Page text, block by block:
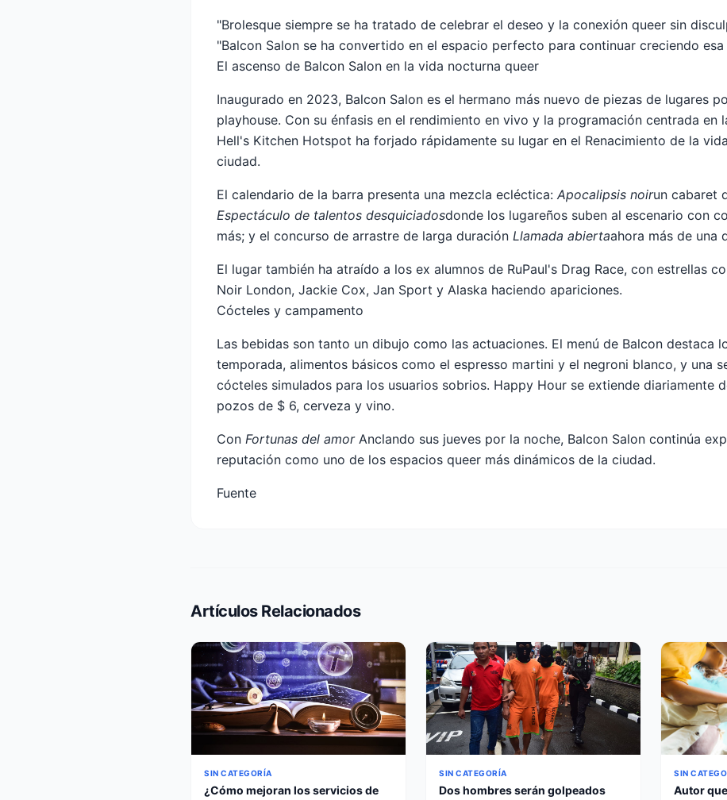
"Brolesque siempre se ha tratado de celebrar el deseo y la conexión queer sin
"Balcon Salon se ha convertido en el espacio perfecto para continuar creciendo esa
El ascenso de Balcon Salon en la vida nocturna queer
Inaugurado en 2023, Balcon Salon es el hermano más nuevo de piezas de lugares
playhouse. Con su énfasis en el rendimiento en vivo y la programación centrada en
Hell's Kitchen Hotspot ha forjado rápidamente su lugar en el Renacimiento de la
ciudad.
El calendario de la barra presenta una mezcla ecléctica: Apocalipsis noirun cabaret
Espectáculo de talentos desquiciadosdonde los lugareños suben al escenario con
más; y el concurso de arrastre de larga duración Llamada abiertaahora más de una
El lugar también ha atraído a los ex alumnos de RuPaul's Drag Race, con estrellas
Noir London, Jackie Cox, Jan Sport y Alaska haciendo apariciones.
Cócteles y campamento
Las bebidas son tanto un dibujo como las actuaciones. El menú de Balcon destaca
temporada, alimentos básicos como el espresso martini y el negroni blanco, y una
cócteles simulados para los usuarios sobrios. Happy Hour se extiende diariamente
pozos de $ 6, cerveza y vino.
Con Fortunas del amorAnclando sus jueves por la noche, Balcon Salon continúa
reputación como uno de los espacios queer más dinámicos de la ciudad.
Fuente
Artículos Relacionados
SIN CATEGORÍA
¿Cómo mejoran los servicios de
SIN CATEGORÍA
Dos hombres serán golpeados
SIN
Autor